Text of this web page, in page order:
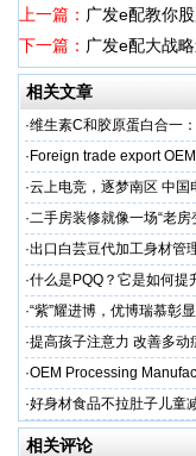
上一篇： 广发e配教你
下一篇： 广发e配大战
相关文章
·维生素C和胶原蛋白合一
· Foreign trade export
·云上电竞，逐梦南区 中
启幕
·二手房装修就像一场“老
糟心！看完这篇再开工
·出口白芸豆代加工身材管
贴牌
·什么是PQQ？它是如何提
·“紫”耀进博，优博瑞慕彰
·提高孩子注意力 改善多动
·OEM Processing
·好身材食品不拉肚子儿童
相关评论